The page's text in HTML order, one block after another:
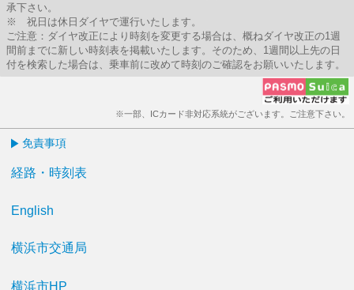
承下さい。
※ 祝日は休日ダイヤで運行いたします。
ご注意：ダイヤ改正により時刻を変更する場合は、概ねダイヤ改正の1週
間前までに新しい時刻表を掲載いたします。そのため、1週間以上先の日
付を検索した場合は、乗車前に改めて時刻のご確認をお願いいたします。
※一部、ICカード非対応系統がございます。ご注意下さい。
免責事項
経路・時刻表
English
横浜市交通局
横浜市HP